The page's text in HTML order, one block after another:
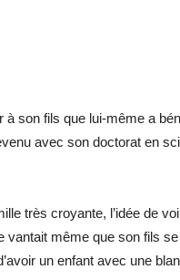
son fils que lui-même a
avec son doctorat en
très croyante, l’idée de
vantait même que son fils
un enfant avec une